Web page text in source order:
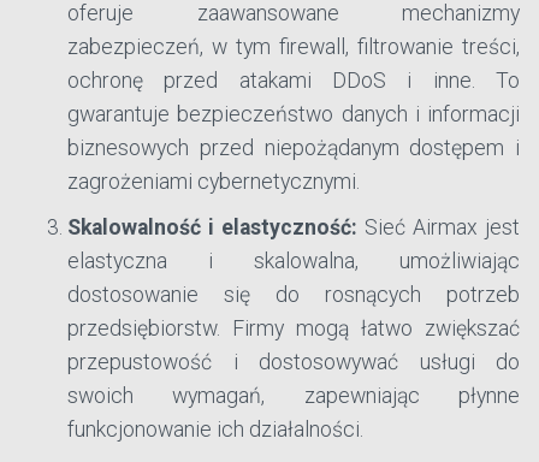
oferuje zaawansowane mechanizmy
zabezpieczeń, w tym firewall, filtrowanie treści,
ochronę przed atakami DDoS i inne. To
gwarantuje bezpieczeństwo danych i informacji
biznesowych przed niepożądanym dostępem i
zagrożeniami cybernetycznymi.
Skalowalność i elastyczność: Sieć Airmax jest
elastyczna i skalowalna, umożliwiając
dostosowanie się do rosnących potrzeb
przedsiębiorstw. Firmy mogą łatwo zwiększać
przepustowość i dostosowywać usługi do
swoich wymagań, zapewniając płynne
funkcjonowanie ich działalności.